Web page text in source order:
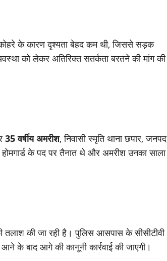
कोहरे के कारण दृश्यता बेहद कम थी, जिससे सड़क
को लेकर अतिरिक्त सतर्कता बरतने की मांग की
35 वर्षीय अमरीश, निवासी स्मृति थाना छपार, जनपद
के पद पर तैनात थे और अमरीश उनका साला
तलाश की जा रही है। पुलिस आसपास के सीसीटीवी
के बाद आगे की कानूनी कार्रवाई की जाएगी।